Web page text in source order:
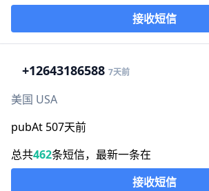
接收短信
+12643186588 7天前
美国 USA
pubAt 507天前
总共462条短信，最新一条在
接收短信